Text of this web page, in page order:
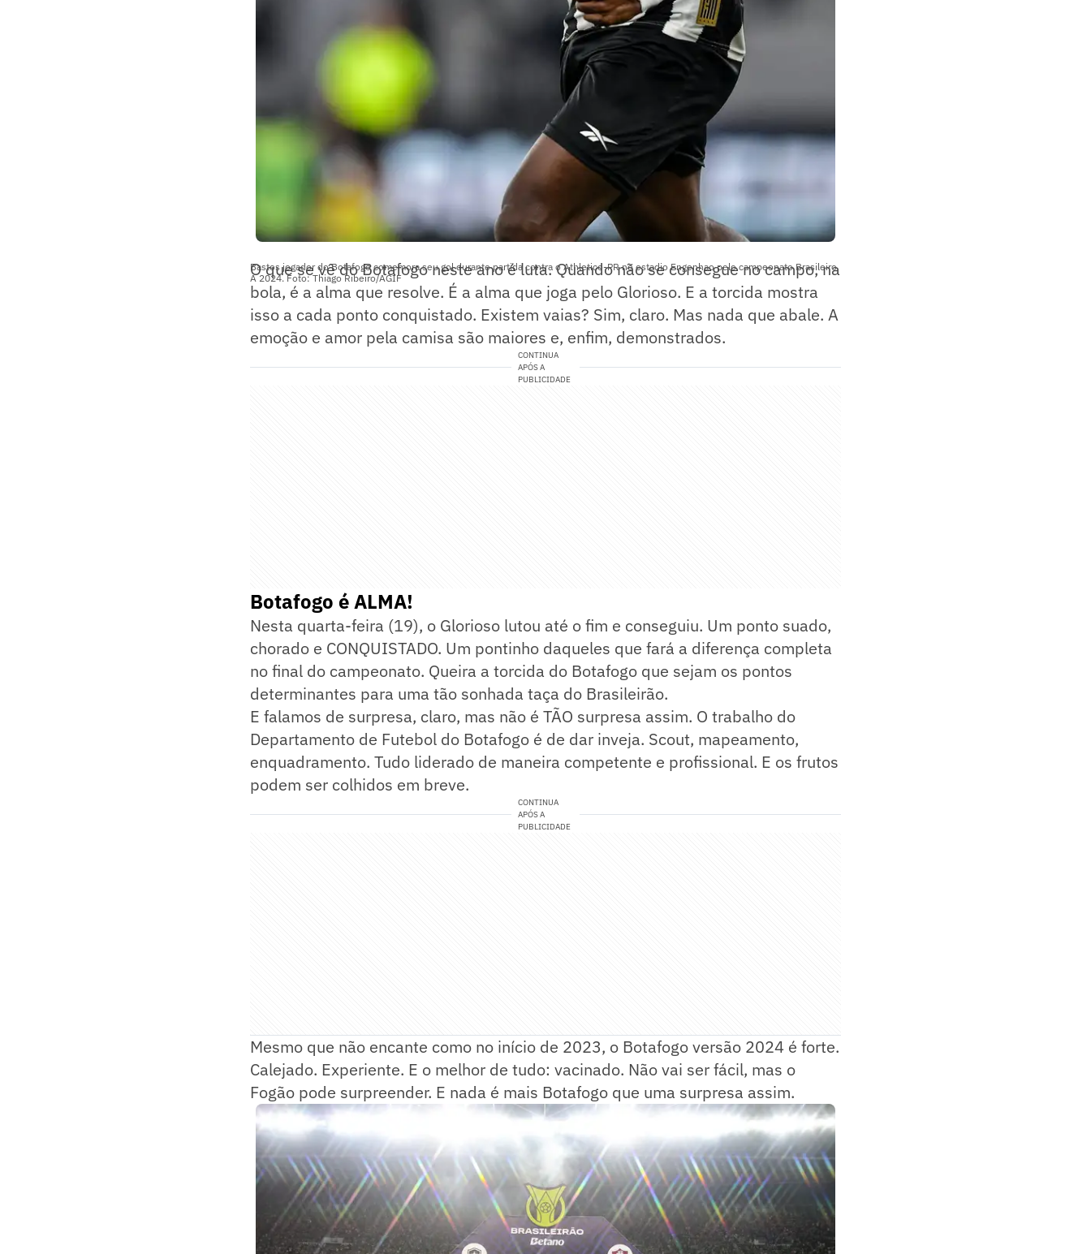
Bastos jogador do Botafogo comemora seu gol durante partida contra o Athletico-PR no estadio Engenhao pelo campeonato Brasileiro
A 2024. Foto: Thiago Ribeiro/AGIF
O que se vê do Botafogo neste ano é luta. Quando não se consegue no campo, na
bola, é a alma que resolve. É a alma que joga pelo Glorioso. E a torcida mostra
isso a cada ponto conquistado. Existem vaias? Sim, claro. Mas nada que abale. A
emoção e amor pela camisa são maiores e, enfim, demonstrados.
CONTINUA
APÓS A
PUBLICIDADE
Botafogo é ALMA!
Nesta quarta-feira (19), o Glorioso lutou até o fim e conseguiu. Um ponto suado,
chorado e CONQUISTADO. Um pontinho daqueles que fará a diferença completa
no final do campeonato. Queira a torcida do Botafogo que sejam os pontos
determinantes para uma tão sonhada taça do Brasileirão.
E falamos de surpresa, claro, mas não é TÃO surpresa assim. O trabalho do
Departamento de Futebol do Botafogo é de dar inveja. Scout, mapeamento,
enquadramento. Tudo liderado de maneira competente e profissional. E os frutos
podem ser colhidos em breve.
CONTINUA
APÓS A
PUBLICIDADE
Mesmo que não encante como no início de 2023, o Botafogo versão 2024 é forte.
Calejado. Experiente. E o melhor de tudo: vacinado. Não vai ser fácil, mas o
Fogão pode surpreender. E nada é mais Botafogo que uma surpresa assim.